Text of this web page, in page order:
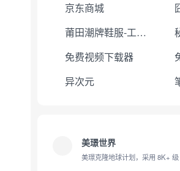
京东商城
莆田潮牌鞋服-工厂直销
免费视频下载器
异次元
美璟世界